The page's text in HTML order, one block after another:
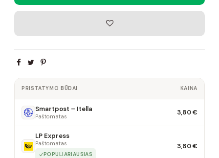
PRISTATYMO BŪDAI KAINA
Smartpost – Itella
Paštomatas 3,80 €
LP Express
Paštomatas
POPULIARIAUSIAS
3,80 €